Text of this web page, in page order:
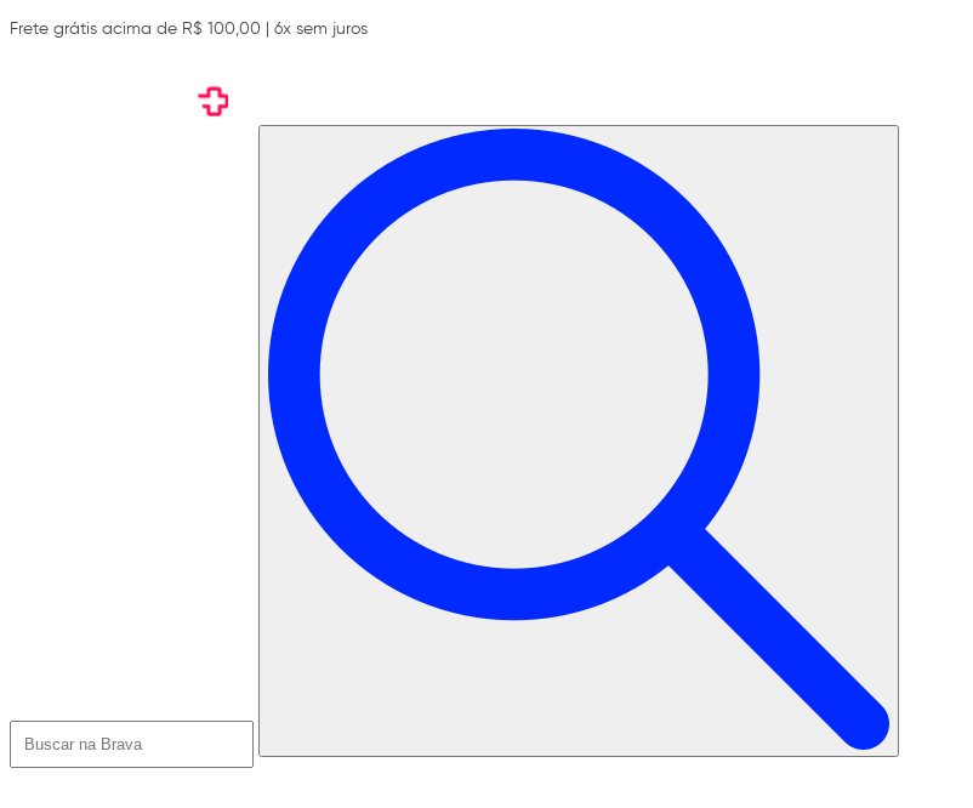
Frete grátis acima de R$ 100,00 | 6x sem juros